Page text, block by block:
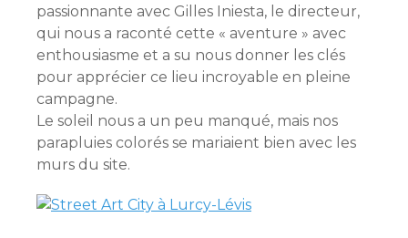
passionnante avec Gilles Iniesta, le directeur,
qui nous a raconté cette « aventure » avec
enthousiasme et a su nous donner les clés
pour apprécier ce lieu incroyable en pleine
campagne.
Le soleil nous a un peu manqué, mais nos
parapluies colorés se mariaient bien avec les
murs du site.